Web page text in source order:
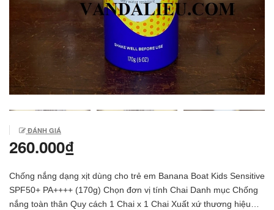
ĐÁNH GIÁ
260.000₫
Chống nắng dạng xịt dùng cho trẻ em Banana Boat Kids Sensitive
SPF50+ PA++++ (170g) Chọn đơn vị tính Chai Danh mục Chống
nắng toàn thân Quy cách 1 Chai x 1 Chai Xuất xứ thương hiệu